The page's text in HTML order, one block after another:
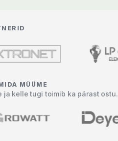
MÜÜME
ja kelle tugi toimib ka pärast ostu.